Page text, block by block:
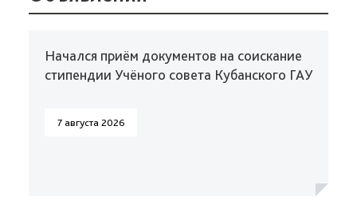
Начался приём документов на соискание
стипендии Учёного совета Кубанского ГАУ
7 августа 2026